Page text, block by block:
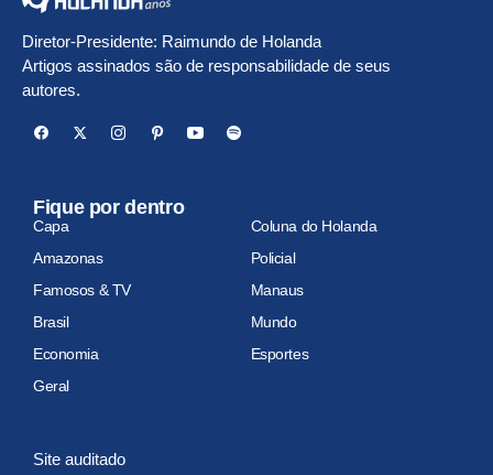
Diretor-Presidente: Raimundo de Holanda
Artigos assinados são de responsabilidade de seus
autores.
Fique por dentro
Capa
Coluna do Holanda
Amazonas
Policial
Famosos & TV
Manaus
Brasil
Mundo
Economia
Esportes
Geral
Site auditado